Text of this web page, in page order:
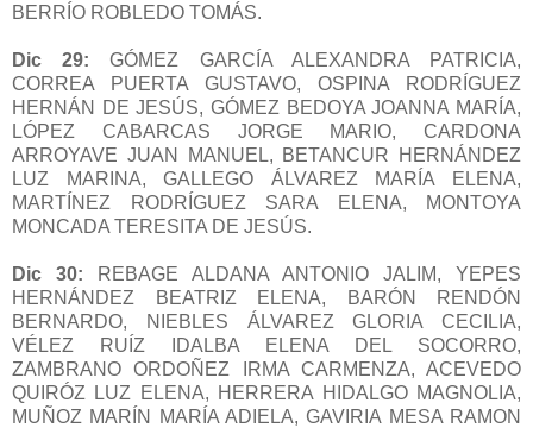
BERRÍO ROBLEDO TOMÁS.
Dic 29: GÓMEZ GARCÍA ALEXANDRA PATRICIA,
CORREA PUERTA GUSTAVO, OSPINA RODRÍGUEZ
HERNÁN DE JESÚS, GÓMEZ BEDOYA JOANNA MARÍA,
LÓPEZ CABARCAS JORGE MARIO, CARDONA
ARROYAVE JUAN MANUEL, BETANCUR HERNÁNDEZ
LUZ MARINA, GALLEGO ÁLVAREZ MARÍA ELENA,
MARTÍNEZ RODRÍGUEZ SARA ELENA, MONTOYA
MONCADA TERESITA DE JESÚS.
Dic 30: REBAGE ALDANA ANTONIO JALIM, YEPES
HERNÁNDEZ BEATRIZ ELENA, BARÓN RENDÓN
BERNARDO, NIEBLES ÁLVAREZ GLORIA CECILIA,
VÉLEZ RUÍZ IDALBA ELENA DEL SOCORRO,
ZAMBRANO ORDOÑEZ IRMA CARMENZA, ACEVEDO
QUIRÓZ LUZ ELENA, HERRERA HIDALGO MAGNOLIA,
MUÑOZ MARÍN MARÍA ADIELA, GAVIRIA MESA RAMON